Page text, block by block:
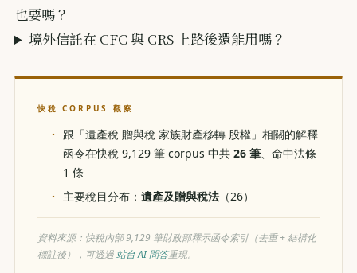
也要嗎？
境外信託在 CFC 與 CRS 上路後還能用嗎？
快稅 CORPUS 觀察
跟「遺產稅 贈與稅 家族財產移轉 股權」相關的解釋
函令在快稅 9,129 筆 corpus 中共 26 筆、命中法條
1 條
主要稅目分布： 遺產及贈與稅法 （26）
資料來源：快稅內部 9,129 筆財政部釋示函令索引（去重 + 結構化
標註後），可透過站台 AI 問答重現。